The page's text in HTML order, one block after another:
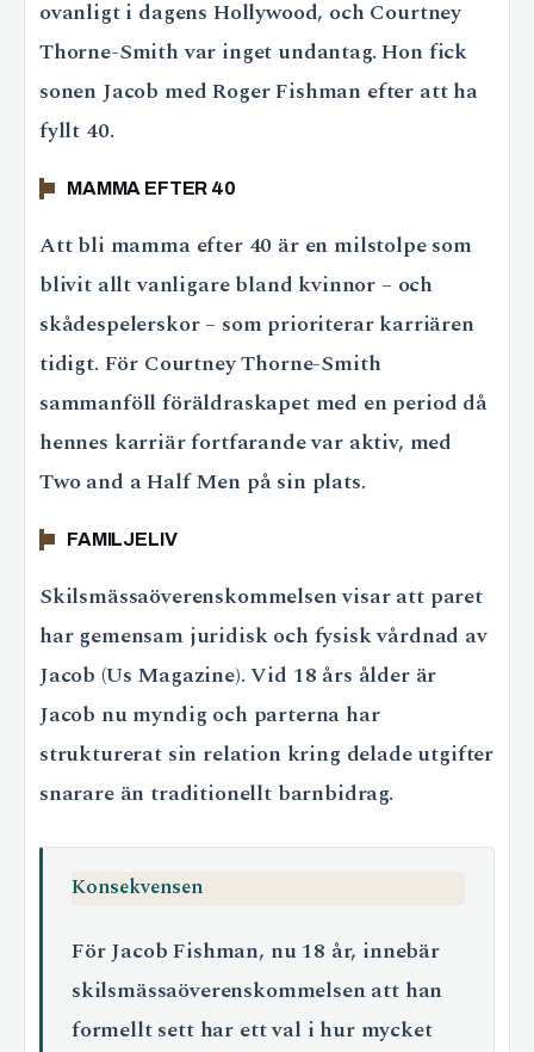
ovanligt i dagens Hollywood, och Courtney
Thorne-Smith var inget undantag. Hon fick
sonen Jacob med Roger Fishman efter att ha
fyllt 40.
MAMMA EFTER 40
Att bli mamma efter 40 är en milstolpe som
blivit allt vanligare bland kvinnor – och
skådespelerskor – som prioriterar karriären
tidigt. För Courtney Thorne-Smith
sammanföll föräldraskapet med en period då
hennes karriär fortfarande var aktiv, med
Two and a Half Men på sin plats.
FAMILJELIV
Skilsmässaöverenskommelsen visar att paret
har gemensam juridisk och fysisk vårdnad av
Jacob (Us Magazine). Vid 18 års ålder är
Jacob nu myndig och parterna har
strukturerat sin relation kring delade utgifter
snarare än traditionellt barnbidrag.
Konsekvensen
För Jacob Fishman, nu 18 år, innebär
skilsmässaöverenskommelsen att han
formellt sett har ett val i hur mycket